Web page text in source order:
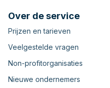
Over de service
Prijzen en tarieven
Veelgestelde vragen
Non-profitorganisaties
Nieuwe ondernemers